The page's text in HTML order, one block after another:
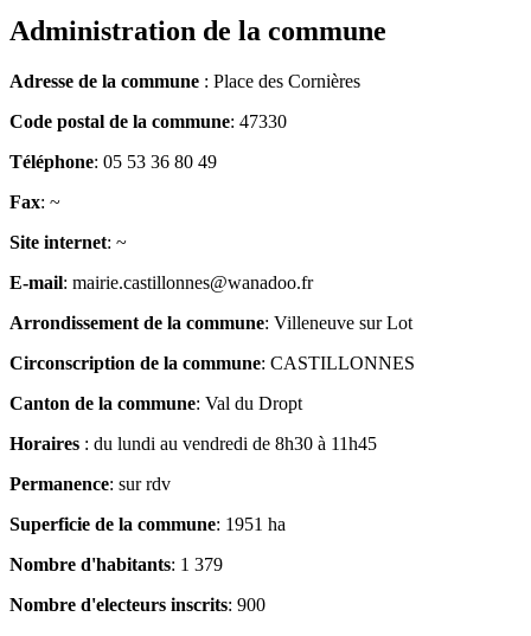
Administration de la commune
Adresse de la commune : Place des Cornières
Code postal de la commune: 47330
Téléphone: 05 53 36 80 49
Fax: ~
Site internet: ~
E-mail: mairie.castillonnes@wanadoo.fr
Arrondissement de la commune: Villeneuve sur Lot
Circonscription de la commune: CASTILLONNES
Canton de la commune: Val du Dropt
Horaires : du lundi au vendredi de 8h30 à 11h45
Permanence: sur rdv
Superficie de la commune: 1951 ha
Nombre d'habitants: 1 379
Nombre d'electeurs inscrits: 900